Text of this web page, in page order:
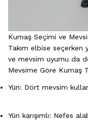
Kumaş Seçimi ve
Takım elbise seçerken
ve mevsim uyumu da
Mevsime Göre Kumaş
Yün: Dört mevsim
Yün karışımlı: Nefes